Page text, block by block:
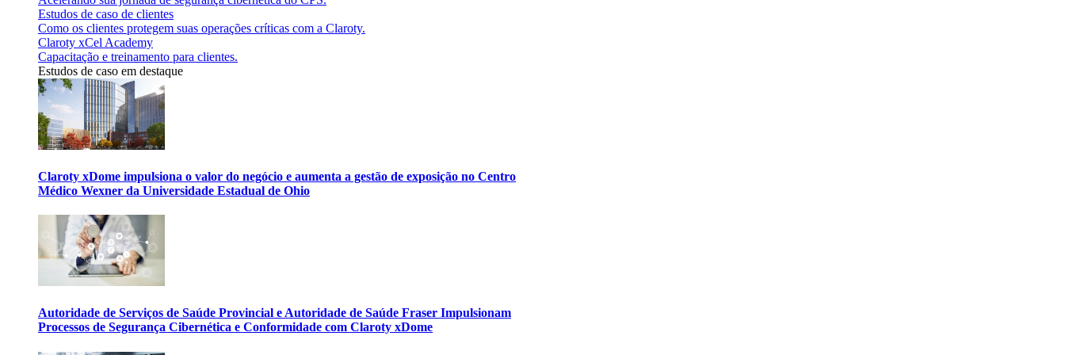
Estudos de caso de clientes
Como os clientes protegem suas operações críticas com a Claroty.
Claroty xCel Academy
Capacitação e treinamento para clientes.
Estudos de caso em destaque
Claroty xDome impulsiona o valor do negócio e aumenta a gestão de exposição no Centro
Médico Wexner da Universidade Estadual de Ohio
Autoridade de Serviços de Saúde Provincial e Autoridade de Saúde Fraser Impulsionam
Processos de Segurança Cibernética e Conformidade com Claroty xDome